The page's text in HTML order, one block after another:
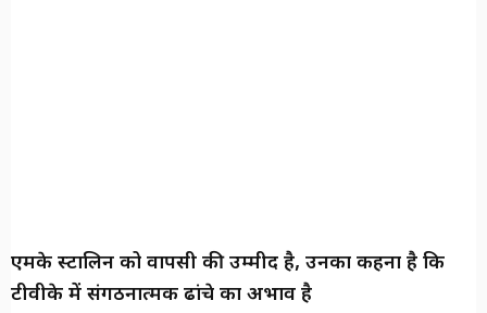
एमके स्टालिन को वापसी की उम्मीद है, उनका कहना है कि
टीवीके में संगठनात्मक ढांचे का अभाव है